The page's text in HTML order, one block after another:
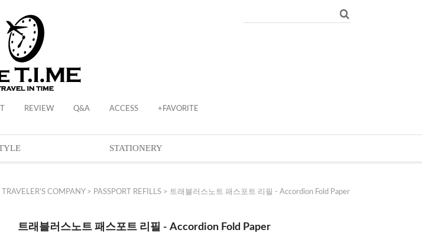
REVIEW Q&A ACCESS +FAVORITE
STATIONERY
TRAVELER'S COMPANY> PASSPORT REFILLS > 트래블러스노트 패스포트 리필 - Accordion Fold Paper
트래블러스노트 패스포트 리필 - Accordion Fold Paper